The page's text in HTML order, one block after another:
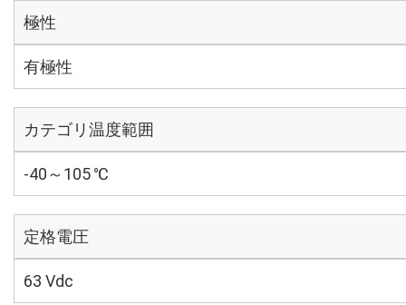
極性
有極性
カテゴリ温度範囲
-40～105 ℃
定格電圧
63 Vdc